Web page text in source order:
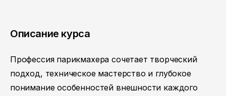
Описание курса
Профессия парикмахера сочетает творческий
подход, техническое мастерство и глубокое
понимание особенностей внешности каждого